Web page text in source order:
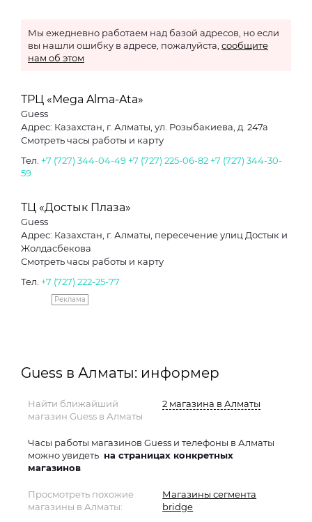
Мы ежедневно работаем над базой адресов, но если
вы нашли ошибку в адресе, пожалуйста, сообщите
нам об этом
ТРЦ «Mega Alma-Ata»
Guess
Адрес: Казахстан, г. Алматы, ул. Розыбакиева, д. 247а
Смотреть часы работы и карту
Тел. +7 (727) 344-04-49 +7 (727) 225-06-82 +7 (727) 344-30-
59
ТЦ «Достык Плаза»
Guess
Адрес: Казахстан, г. Алматы, пересечение улиц Достык и
Жолдасбекова
Смотреть часы работы и карту
Тел. +7 (727) 222-25-77
Реклама
Guess в Алматы: информер
Найти ближайший
магазин Guess в Алматы
2 магазина в Алматы
Часы работы магазинов Guess и телефоны в Алматы
можно увидеть на страницах конкретных
магазинов
Просмотреть похожие
магазины в Алматы:
Магазины сегмента
bridge